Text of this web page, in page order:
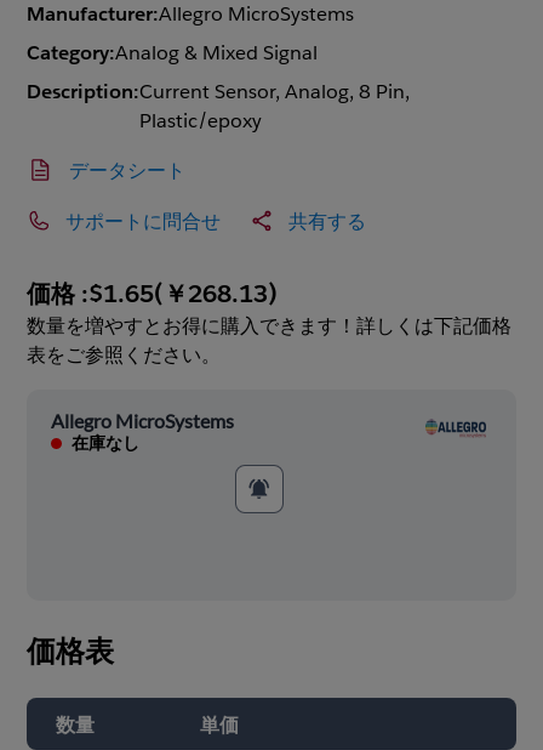
Manufacturer:Allegro MicroSystems
Category:Analog & Mixed Signal
Description:Current Sensor, Analog, 8 Pin,
Plastic/epoxy
データシート
サポートに問合せ 共有する
価格 :$1.65(￥268.13)
数量を増やすとお得に購入できます！詳しくは下記価格
表をご参照ください。
Allegro MicroSystems
在庫なし
価格表
数量 単価